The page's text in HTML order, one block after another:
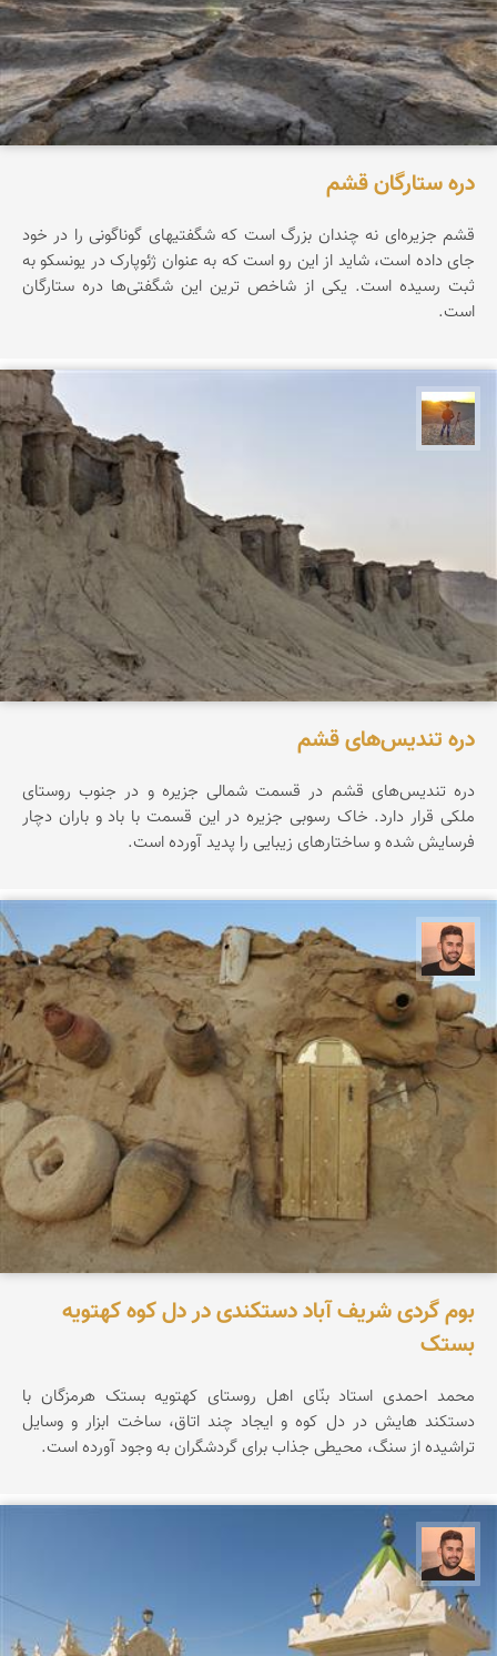
دره ستارگان قشم
قشم جزیره‌ای نه چندان بزرگ است که شگفتیهای گوناگونی را در خود
جای داده است، شاید از این رو است که به عنوان ژئوپارک در یونسکو به
ثبت رسیده است. یکی از شاخص ترین این شگفتی‌ها دره ستارگان
است.
دره تندیس‌های قشم
دره تندیس‌های قشم در قسمت شمالی جزیره و در جنوب روستای
ملکی قرار دارد. خاک رسوبی جزیره در این قسمت با باد و باران دچار
فرسایش شده و ساختارهای زیبایی را پدید آورده است.
ابراهیم رفیعی
بوم گردی شریف آباد دستکندی در دل کوه کهتویه
بستک
محمد احمدی استاد بنّای اهل روستای کهتویه بستک هرمزگان با
دستکند هایش در دل کوه و ایجاد چند اتاق، ساخت ابزار و وسایل
تراشیده از سنگ، محیطی جذاب برای گردشگران به وجود آورده است.
ابراهیم رفیعی